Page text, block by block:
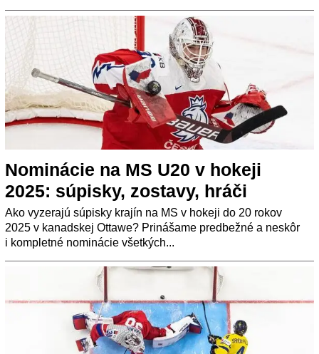
Nominácie na MS U20 v hokeji
2025: súpisky, zostavy, hráči
Ako vyzerajú súpisky krajín na MS v hokeji do 20 rokov
2025 v kanadskej Ottawe? Prinášame predbežné a neskôr
i kompletné nominácie všetkých...